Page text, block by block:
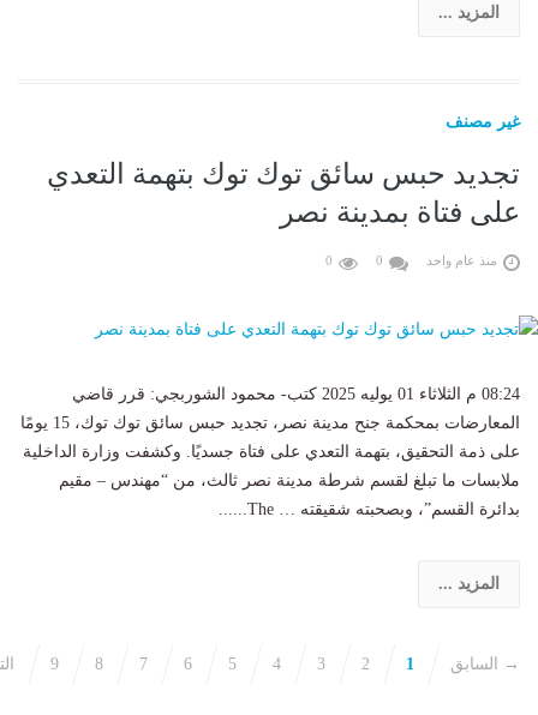
المزيد ...
غير مصنف
تجديد حبس سائق توك توك بتهمة التعدي
على فتاة بمدينة نصر
منذ عام واحد 0
0
08:24 م الثلاثاء 01 يوليه 2025 كتب- محمود الشوربجي: قرر قاضي
المعارضات بمحكمة جنح مدينة نصر، تجديد حبس سائق توك توك، 15 يومًا
على ذمة التحقيق، بتهمة التعدي على فتاة جسديًا. وكشفت وزارة الداخلية
ملابسات ما تبلغ لقسم شرطة مدينة نصر ثالث، من “مهندس – مقيم
بدائرة القسم”، وبصحبته شقيقته … The......
المزيد ...
→ السابق 1
2
3
4
5
6
7
8
9